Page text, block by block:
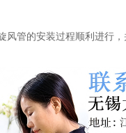
管的安装过程顺利进行